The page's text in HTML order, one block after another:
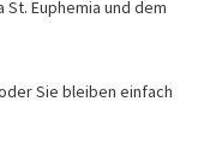
Euphemia und dem
Sie bleiben einfach